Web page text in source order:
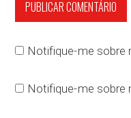
Notifique-me sobre
Notifique-me sobre